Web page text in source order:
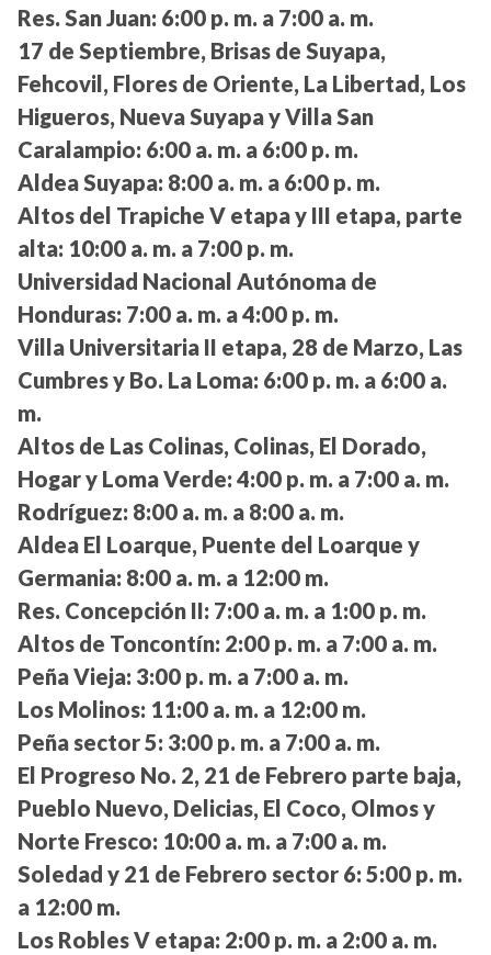
Res. San Juan: 6:00 p. m. a 7:00 a. m.
17 de Septiembre, Brisas de Suyapa,
Fehcovil, Flores de Oriente, La Libertad, Los
Higueros, Nueva Suyapa y Villa San
Caralampio: 6:00 a. m. a 6:00 p. m.
Aldea Suyapa: 8:00 a. m. a 6:00 p. m.
Altos del Trapiche V etapa y III etapa, parte
alta: 10:00 a. m. a 7:00 p. m.
Universidad Nacional Autónoma de
Honduras: 7:00 a. m. a 4:00 p. m.
Villa Universitaria II etapa, 28 de Marzo, Las
Cumbres y Bo. La Loma: 6:00 p. m. a 6:00 a.
m.
Altos de Las Colinas, Colinas, El Dorado,
Hogar y Loma Verde: 4:00 p. m. a 7:00 a. m.
Rodríguez: 8:00 a. m. a 8:00 a. m.
Aldea El Loarque, Puente del Loarque y
Germania: 8:00 a. m. a 12:00 m.
Res. Concepción II: 7:00 a. m. a 1:00 p. m.
Altos de Toncontín: 2:00 p. m. a 7:00 a. m.
Peña Vieja: 3:00 p. m. a 7:00 a. m.
Los Molinos: 11:00 a. m. a 12:00 m.
Peña sector 5: 3:00 p. m. a 7:00 a. m.
El Progreso No. 2, 21 de Febrero parte baja,
Pueblo Nuevo, Delicias, El Coco, Olmos y
Norte Fresco: 10:00 a. m. a 7:00 a. m.
Soledad y 21 de Febrero sector 6: 5:00 p. m.
a 12:00 m.
Los Robles V etapa: 2:00 p. m. a 2:00 a. m.